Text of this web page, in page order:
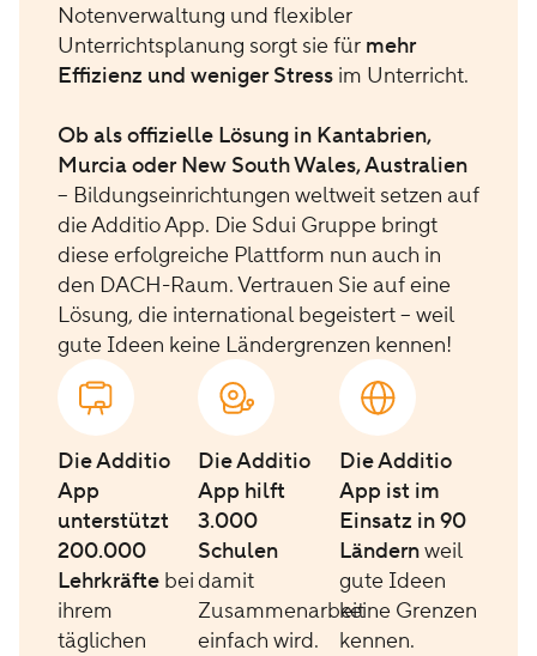
Notenverwaltung und flexibler
Unterrichtsplanung sorgt sie für mehr
Effizienz und weniger Stress im Unterricht.
Ob als offizielle Lösung in Kantabrien,
Murcia oder New South Wales, Australien
– Bildungseinrichtungen weltweit setzen auf
die Additio App. Die Sdui Gruppe bringt
diese erfolgreiche Plattform nun auch in
den DACH-Raum. Vertrauen Sie auf eine
Lösung, die international begeistert – weil
gute Ideen keine Ländergrenzen kennen!
Die Additio
App
unterstützt
200.000
Lehrkräfte bei
ihrem
täglichen
Die Additio
App hilft
3.000
Schulen
damit
Zusammenarbeit
einfach wird.
Die Additio
App ist im
Einsatz in 90
Ländernweil
gute Ideen
keine Grenzen
kennen.